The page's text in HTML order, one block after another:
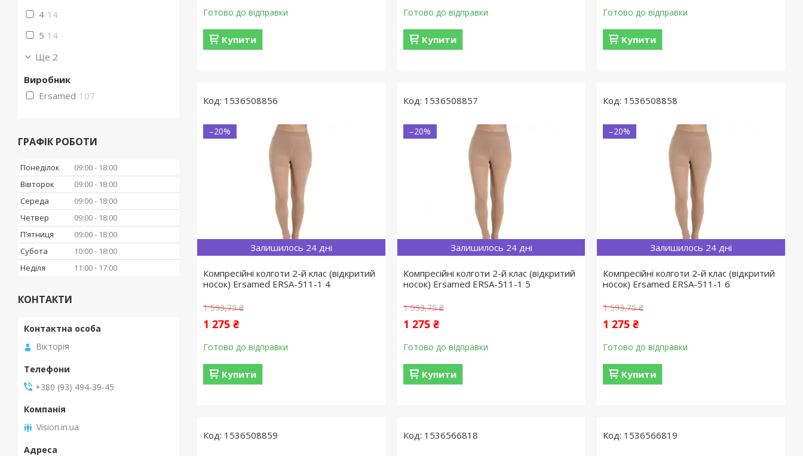
Готово до відправки
Купити
Готово до відправки
Купити
Готово до відправки
Купити
1536508856
Залишилось 24 дні
–20%
Компресійні колготи 2-й клас (відкритий
носок) Ersamed ERSA-511-1 4
1 593,75 ₴
1 275 ₴
Готово до відправки
Купити
1536508857
Залишилось 24 дні
–20%
Компресійні колготи 2-й клас (відкритий
носок) Ersamed ERSA-511-1 5
1 593,75 ₴
1 275 ₴
Готово до відправки
Купити
1536508858
Залишилось 24 дні
–20%
Компресійні колготи 2-й клас (відкритий
носок) Ersamed ERSA-511-1 6
1 593,75 ₴
1 275 ₴
Готово до відправки
Купити
1536508859 1536566818 1536566819
4 14
5 14
Ще 2
Виробник
Ersamed 107
ГРАФІК РОБОТИ
Понеділок 09:00
18:00
Вівторок
09:00
18:00
Середа
09:00
18:00
Четвер
09:00
18:00
Пʼятниця
09:00
18:00
Субота
10:00
18:00
Неділя
11:00 17:00
КОНТАКТИ
Вікторія
+380 (93) 494-39-45
Vision.in.ua